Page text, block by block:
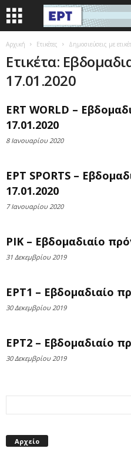
Αρχική Ετικέτες Δημοσιεύσεις με
Ετικέτα:
17.01.2020
ERT WORLD –
17.01.2020
8 Ιανουαρίου 2020
ΕΡΤ SPORTS –
17.01.2020
7 Ιανουαρίου 2020
ΡΙΚ – Εβδομαδιαίο
31 Δεκεμβρίου 2019
ΕΡΤ1 – Εβδομαδιαίο
30 Δεκεμβρίου 2019
ΕΡΤ2 – Εβδομαδιαίο
30 Δεκεμβρίου 2019
Αρχείο